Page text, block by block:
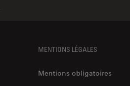
MENTIONS LÉGALES
Mentions obligatoires